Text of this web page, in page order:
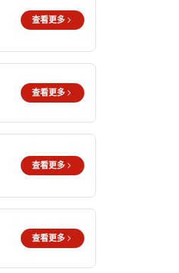
查看更多
查看更多
查看更多
查看更多